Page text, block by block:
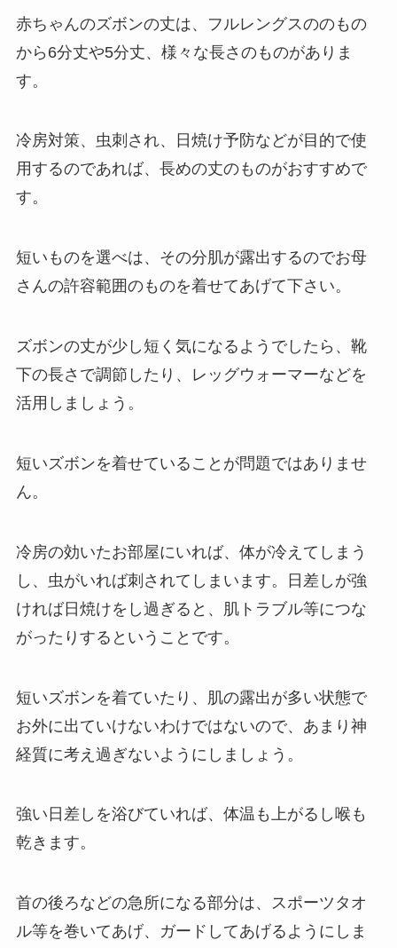
赤ちゃんのズボンの丈は、フルレングスののもの
から6分丈や5分丈、様々な長さのものがありま
す。
冷房対策、虫刺され、日焼け予防などが目的で使
用するのであれば、長めの丈のものがおすすめで
す。
短いものを選べは、その分肌が露出するのでお母
さんの許容範囲のものを着せてあげて下さい。
ズボンの丈が少し短く気になるようでしたら、靴
下の長さで調節したり、レッグウォーマーなどを
活用しましょう。
短いズボンを着せていることが問題ではありませ
ん。
冷房の効いたお部屋にいれば、体が冷えてしまう
し、虫がいれば刺されてしまいます。日差しが強
ければ日焼けをし過ぎると、肌トラブル等につな
がったりするということです。
短いズボンを着ていたり、肌の露出が多い状態で
お外に出ていけないわけではないので、あまり神
経質に考え過ぎないようにしましょう。
強い日差しを浴びていれば、体温も上がるし喉も
乾きます。
首の後ろなどの急所になる部分は、スポーツタオ
ル等を巻いてあげ、ガードしてあげるようにしま